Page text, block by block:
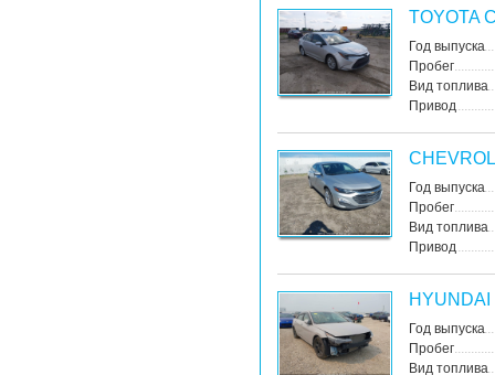
TOYOTA
Год выпуска
Пробег
Вид топлива
Привод
Год выпуска
Пробег
Вид топлива
Привод
Год выпуска
Пробег
Вид топлива